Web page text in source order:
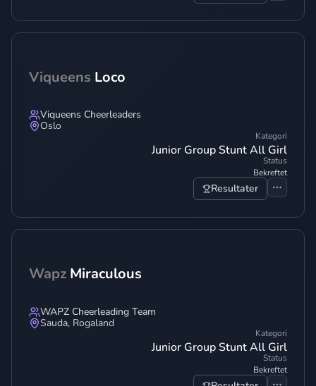
Viqueens Loco
Viqueens Cheerleaders
Oslo
Kategori
Junior Group Stunt All Girl
Status
Bekreftet
Resultater
Wapz Miraculous
WAPZ Cheerleading Team
Sauda, Rogaland
Kategori
Junior Group Stunt All Girl
Status
Bekreftet